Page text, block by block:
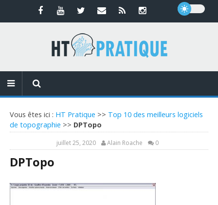
Vous êtes ici : HT Pratique >> Top 10 des meilleurs logiciels
de topographie >> DPTopo
juillet 25, 2020 Alain Roache 0
DPTopo